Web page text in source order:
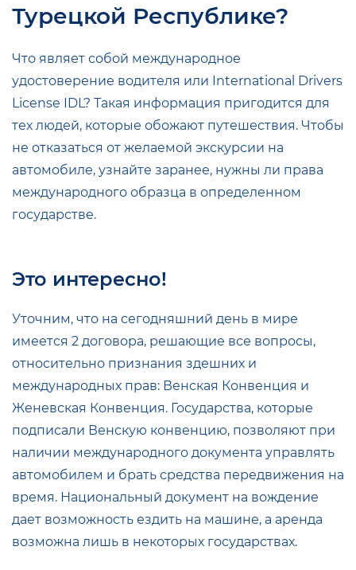
Турецкой Республике?
Что являет собой международное
удостоверение водителя или International Drivers
License IDL? Такая информация пригодится для
тех людей, которые обожают путешествия. Чтобы
не отказаться от желаемой экскурсии на
автомобиле, узнайте заранее, нужны ли права
международного образца в определенном
государстве.
Это интересно!
Уточним, что на сегодняшний день в мире
имеется 2 договора, решающие все вопросы,
относительно признания здешних и
международных прав: Венская Конвенция и
Женевская Конвенция. Государства, которые
подписали Венскую конвенцию, позволяют при
наличии международного документа управлять
автомобилем и брать средства передвижения на
время. Национальный документ на вождение
дает возможность ездить на машине, а аренда
возможна лишь в некоторых государствах.